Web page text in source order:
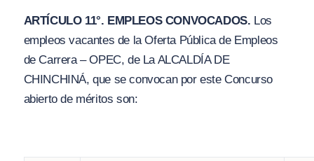
ARTÍCULO 11°. EMPLEOS CONVOCADOS. Los
empleos vacantes de la Oferta Pública de Empleos
de Carrera – OPEC, de La ALCALDÍA DE
CHINCHINÁ, que se convocan por este Concurso
abierto de méritos son: